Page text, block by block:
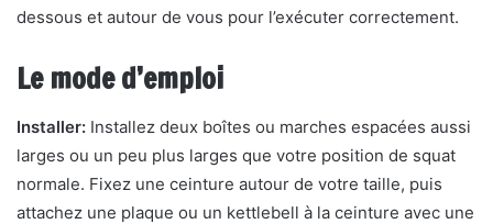
dessous et autour de vous pour l’exécuter correctement.
Le mode d’emploi
Installer: Installez deux boîtes ou marches espacées aussi
larges ou un peu plus larges que votre position de squat
normale. Fixez une ceinture autour de votre taille, puis
attachez une plaque ou un kettlebell à la ceinture avec une